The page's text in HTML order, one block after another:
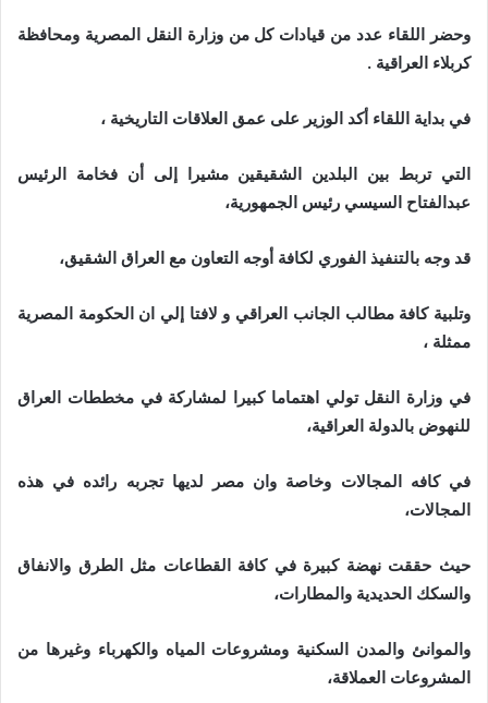
وحضر اللقاء عدد من قيادات كل من وزارة النقل المصرية ومحافظة
كربلاء العراقية .
في بداية اللقاء أكد الوزير على عمق العلاقات التاريخية ،
التي تربط بين البلدين الشقيقين مشيرا إلى أن فخامة الرئيس
عبدالفتاح السيسي رئيس الجمهورية،
قد وجه بالتنفيذ الفوري لكافة أوجه التعاون مع العراق الشقيق،
وتلبية كافة مطالب الجانب العراقي و لافتا إلي ان الحكومة المصرية
ممثلة ،
في وزارة النقل تولي اهتماما كبيرا لمشاركة في مخططات العراق
للنهوض بالدولة العراقية،
في كافه المجالات وخاصة وان مصر لديها تجربه رائده في هذه
المجالات،
حيث حققت نهضة كبيرة في كافة القطاعات مثل الطرق والانفاق
والسكك الحديدية والمطارات،
والموانئ والمدن السكنية ومشروعات المياه والكهرباء وغيرها من
المشروعات العملاقة،